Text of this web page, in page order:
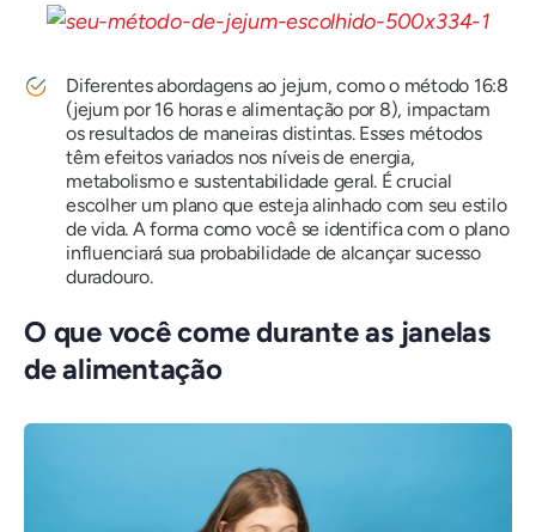
Diferentes abordagens ao jejum, como o método 16:8
(jejum por 16 horas e alimentação por 8), impactam
os resultados de maneiras distintas. Esses métodos
têm efeitos variados nos níveis de energia,
metabolismo e sustentabilidade geral. É crucial
escolher um plano que esteja alinhado com seu estilo
de vida. A forma como você se identifica com o plano
influenciará sua probabilidade de alcançar sucesso
duradouro.
O que você come durante as janelas
de alimentação